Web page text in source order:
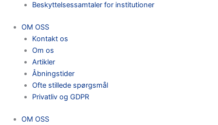
Beskyttelsessamtaler for institutioner
OM OSS
Kontakt os
Om os
Artikler
Åbningstider
Ofte stillede spørgsmål
Privatliv og GDPR
OM OSS